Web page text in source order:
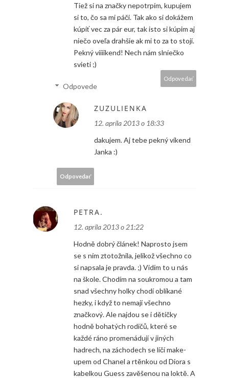
Tiež si na značky nepotrpím, kupujem
si to, čo sa mi páči. Tak ako si dokážem
kúpiť vec za pár eur, tak isto si kúpim aj
niečo oveľa drahšie ak mi to za to stojí.
Pekný vííííkend! Nech nám slniečko
svieti ;)
Odpovedať
Odpovede
ZUZULIENKA
12. apríla 2013 o 18:33
dakujem. Aj tebe pekný víkend
Janka :)
Odpovedať
PETRA.
12. apríla 2013 o 21:22
Hodně dobrý článek! Naprosto jsem
se s ním ztotožnila, jelikož všechno co
si napsala je pravda. ;) Vidím to u nás
na škole. Chodím na soukromou a tam
snad všechny holky chodí oblíkané
hezky, i když to nemají všechno
značkový. Ale najdou se i dětičky
hodně bohatých rodičů, které se
každé ráno promenádují v jiných
hadrech, na záchodech se líčí make-
upem od Chanel a rtěnkou od Diora s
kabelkou Guess zavěšenou na loktě. A